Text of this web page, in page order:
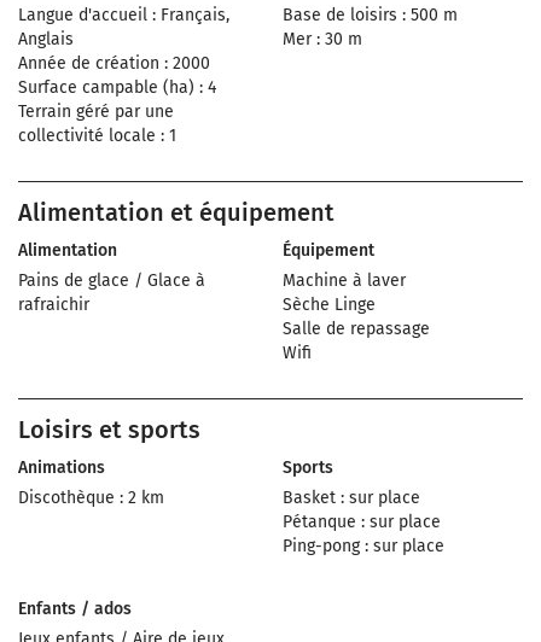
Langue d'accueil : Français,
Anglais
Année de création : 2000
Surface campable (ha) : 4
Terrain géré par une
collectivité locale : 1
Base de loisirs : 500 m
Mer : 30 m
Alimentation et équipement
Alimentation
Pains de glace / Glace à
rafraichir
Équipement
Machine à laver
Sèche Linge
Salle de repassage
Wifi
Loisirs et sports
Animations
Discothèque : 2 km
Sports
Basket : sur place
Pétanque : sur place
Ping-pong : sur place
Enfants / ados